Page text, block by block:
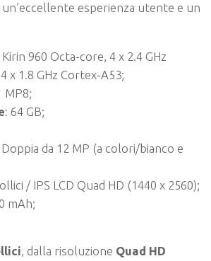
esperienza utente e un
Kirin 960 Octa-core, 4 x 2.4 GHz
x 1.8 GHz Cortex-A53;
MP8;
: 64 GB;
Doppia da 12 MP (a colori/bianco e
/ IPS LCD Quad HD (1440 x 2560);
mAh;
, dalla risoluzione Quad HD